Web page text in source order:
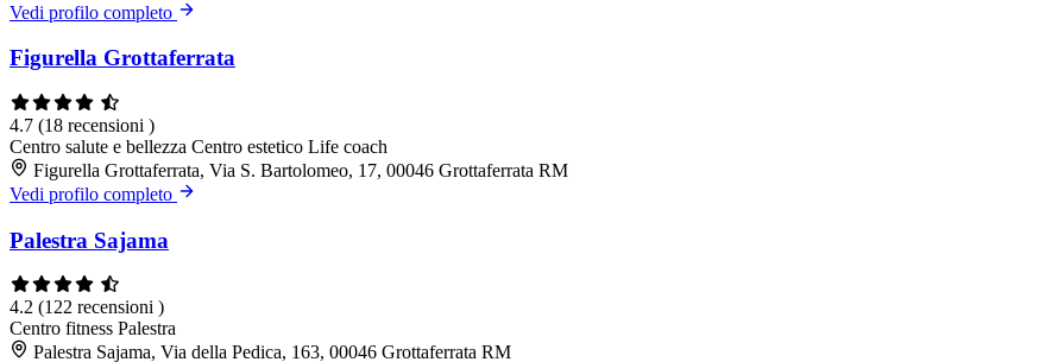
Vedi profilo completo
Figurella Grottaferrata
4.7 (18 recensioni )
Centro salute e bellezza Centro estetico Life coach
Figurella Grottaferrata, Via S. Bartolomeo, 17, 00046 Grottaferrata RM
Vedi profilo completo
Palestra Sajama
4.2 (122 recensioni )
Centro fitness Palestra
Palestra Sajama, Via della Pedica, 163, 00046 Grottaferrata RM